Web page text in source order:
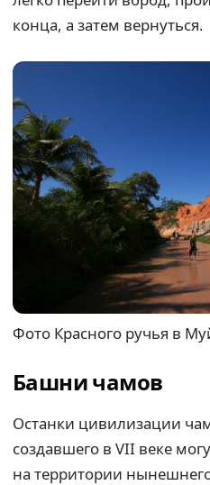
конца, а затем вернуться.
Фото Красного ручья в
Башни чамов
Останки цивилизации
создавшего в VII веке
на территории